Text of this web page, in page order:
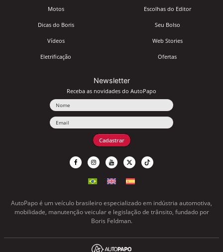
Motos
Dicas do Boris
Vídeos
Eletrificação
Escolhas do Editor
Seu Bolso
Web Stories
Ofertas
Newsletter
Receba as novidades do AutoPapo
Cadastrar
AutoPapo é um veículo brasileiro especializado em indústria automotiva,
mobilidade, manutenção veicular e legislação de trânsito, fundado por
Boris Feldman.